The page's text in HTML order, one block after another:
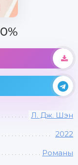
0%
Л. Дж. Шэн
2022
Романы